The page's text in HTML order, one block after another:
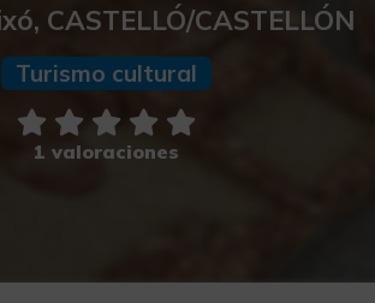
CASTELLÓ/CASTELLÓN
Turismo cultural
1 valoraciones